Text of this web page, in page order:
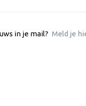
in je mail? Meld je